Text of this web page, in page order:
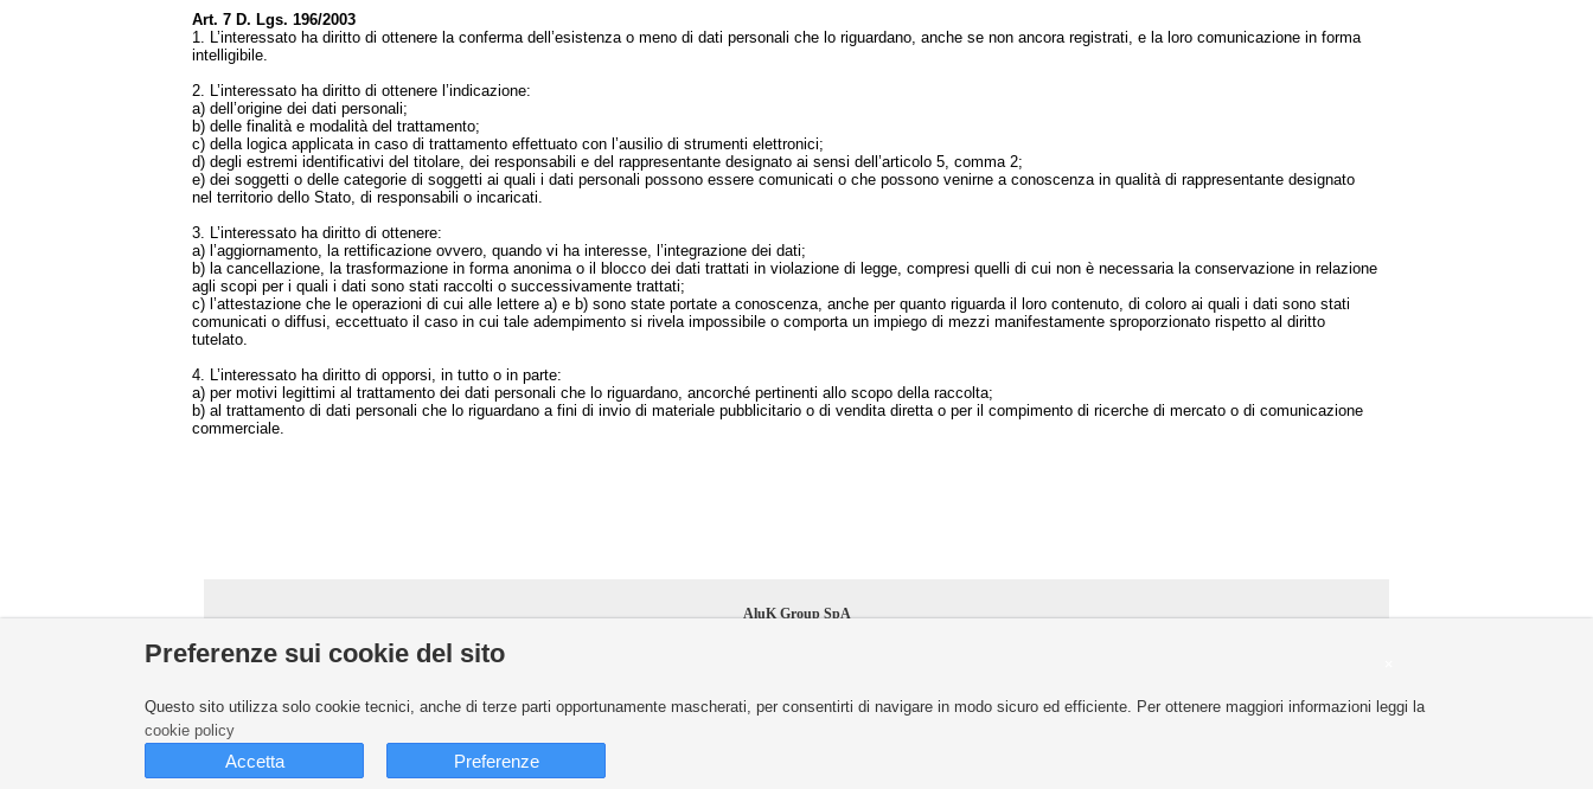
Art. 7 D. Lgs. 196/2003
1. L’interessato ha diritto di ottenere la conferma dell’esistenza o meno di dati personali che lo riguardano, anche se non ancora registrati, e la loro comunicazione in forma
intelligibile.
2. L’interessato ha diritto di ottenere l’indicazione:
a) dell’origine dei dati personali;
b) delle finalità e modalità del trattamento;
c) della logica applicata in caso di trattamento effettuato con l’ausilio di strumenti elettronici;
d) degli estremi identificativi del titolare, dei responsabili e del rappresentante designato ai sensi dell’articolo 5, comma 2;
e) dei soggetti o delle categorie di soggetti ai quali i dati personali possono essere comunicati o che possono venirne a conoscenza in qualità di rappresentante designato
nel territorio dello Stato, di responsabili o incaricati.
3. L’interessato ha diritto di ottenere:
a) l’aggiornamento, la rettificazione ovvero, quando vi ha interesse, l’integrazione dei dati;
b) la cancellazione, la trasformazione in forma anonima o il blocco dei dati trattati in violazione di legge, compresi quelli di cui non è necessaria la conservazione in relazione
agli scopi per i quali i dati sono stati raccolti o successivamente trattati;
c) l’attestazione che le operazioni di cui alle lettere a) e b) sono state portate a conoscenza, anche per quanto riguarda il loro contenuto, di coloro ai quali i dati sono stati
comunicati o diffusi, eccettuato il caso in cui tale adempimento si rivela impossibile o comporta un impiego di mezzi manifestamente sproporzionato rispetto al diritto
tutelato.
4. L’interessato ha diritto di opporsi, in tutto o in parte:
a) per motivi legittimi al trattamento dei dati personali che lo riguardano, ancorché pertinenti allo scopo della raccolta;
b) al trattamento di dati personali che lo riguardano a fini di invio di materiale pubblicitario o di vendita diretta o per il compimento di ricerche di mercato o di comunicazione
commerciale.
AluK Group SpA
Preferenze sui cookie del sito
Questo sito utilizza solo cookie tecnici, anche di terze parti opportunamente mascherati, per consentirti di navigare in modo sicuro ed efficiente. Per ottenere maggiori informazioni leggi la
cookie policy
Accetta Preferenze